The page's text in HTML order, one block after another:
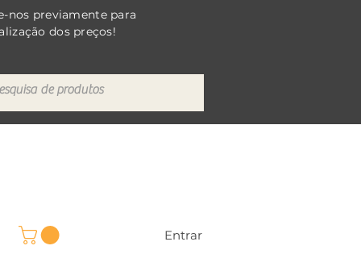
nos previamente para
dos preços!
Entrar